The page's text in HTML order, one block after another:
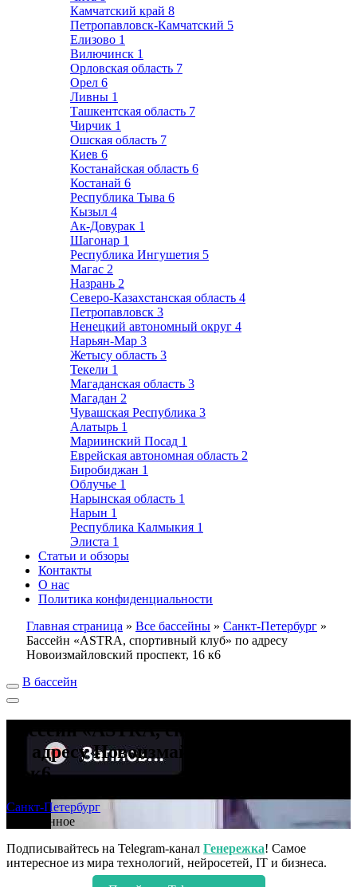
Камчатский край 8
Петропавловск-Камчатский 5
Елизово 1
Вилючинск 1
Орловская область 7
Орел 6
Ливны 1
Ташкентская область 7
Чирчик 1
Ошская область 7
Киев 6
Костанайская область 6
Костанай 6
Республика Тыва 6
Кызыл 4
Ак-Довурак 1
Шагонар 1
Республика Ингушетия 5
Магас 2
Назрань 2
Северо-Казахстанская область 4
Петропавловск 3
Ненецкий автономный округ 4
Нарьян-Мар 3
Жетысу область 3
Текели 1
Магаданская область 3
Магадан 2
Чувашская Республика 3
Алатырь 1
Мариинский Посад 1
Еврейская автономная область 2
Биробиджан 1
Облучье 1
Нарынская область 1
Нарын 1
Республика Калмыкия 1
Элиста 1
Статьи и обзоры
Контакты
О нас
Политика конфиденциальности
Главная страница » Все бассейны » Санкт-Петербург »
Бассейн «ASTRA, спортивный клуб» по адресу
Новоизмайловский проспект, 16 к6
В бассейн
Бассейн «ASTRA, спортивный клуб»
по адресу Новоизмайловский проспект,
16 к6
Санкт-Петербург
В избранное
Подписывайтесь на Telegram-канал Генережка! Самое
интересное из мира технологий, нейросетей, IT и бизнеса.